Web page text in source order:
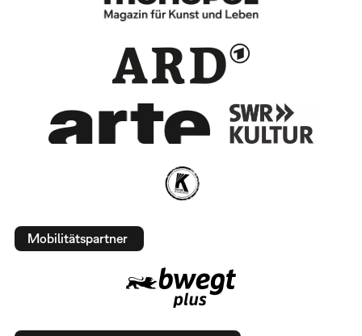
Mobilitätspartner